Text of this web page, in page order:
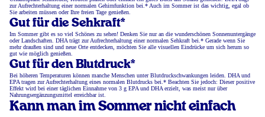
zur Aufrechterhaltung einer normalen Gehirnfunktion bei.* Auch im Sommer ist das wichtig, egal ob
Sie arbeiten müssen oder Ihre freien Tage genießen.
Gut für die Sehkraft*
Im Sommer gibt es so viel Schönes zu sehen! Denken Sie nur an die wunderschönen Sonnenuntergänge
oder Landschaften. DHA trägt zur Aufrechterhaltung einer normalen Sehkraft bei.* Gerade wenn Sie
mehr draußen sind und neue Orte entdecken, möchten Sie alle visuellen Eindrücke um sich herum so
gut wie möglich genießen.
Gut für den Blutdruck*
Bei höheren Temperaturen können manche Menschen unter Blutdruckschwankungen leiden. DHA und
EPA tragen zur Aufrechterhaltung eines normalen Blutdrucks bei.* Beachten Sie jedoch: Dieser positive
Effekt wird bei einer täglichen Einnahme von 3 g EPA und DHA erzielt, was meist nur über
Nahrungsergänzungsmittel erreichbar ist.
Kann man im Sommer nicht einfach